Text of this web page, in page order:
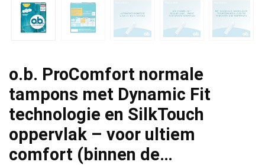
o.b. ProComfort normale
tampons met Dynamic Fit
technologie en SilkTouch
oppervlak – voor ultiem
comfort (binnen de…